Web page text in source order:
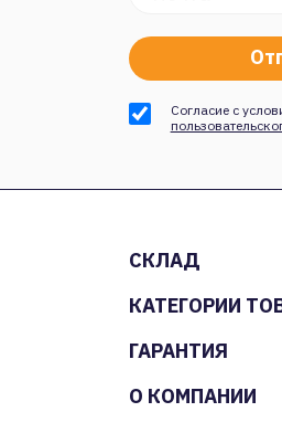
Согласие с
СКЛАД
КАТЕГОРИИ
ГАРАНТИЯ
О КОМПАНИИ